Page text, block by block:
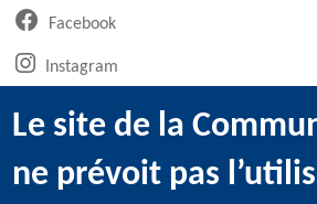
Facebook(ouvre un nouvel onglet)
Instagram(ouvre un nouvel onglet)
LinkedIn
Youtube(ouvre un nouvel onglet)
Le site de la
ne prévoit pas